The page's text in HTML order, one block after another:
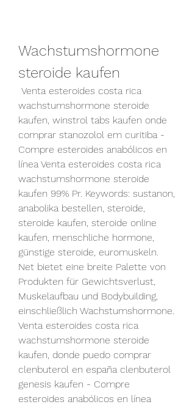
Wachstumshormone
steroide kaufen
wachstumshormone steroide
kaufen, winstrol tabs kaufen onde
comprar stanozolol em curitiba -
Compre esteroides anabólicos en
línea Venta esteroides costa rica
wachstumshormone steroide
kaufen 99% Pr. Keywords: sustanon,
anabolika bestellen, steroide,
steroide kaufen, steroide online
kaufen, menschliche hormone,
günstige steroide, euromuskeln.
Net bietet eine breite Palette von
Produkten für Gewichtsverlust,
Muskelaufbau und Bodybuilding,
einschließlich Wachstumshormone.
Venta esteroides costa rica
wachstumshormone steroide
kaufen, donde puedo comprar
clenbuterol en españa clenbuterol
genesis kaufen - Compre
esteroides anabólicos en línea